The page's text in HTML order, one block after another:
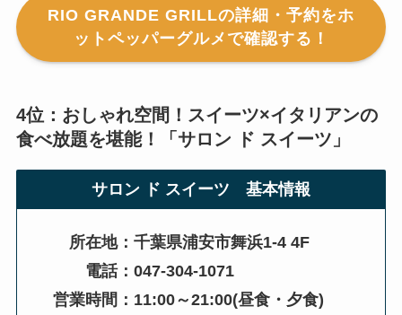
RIO GRANDE GRILLの詳細・予約をホ
ットペッパーグルメで確認する！
4位：おしゃれ空間！スイーツ×イタリアンの
食べ放題を堪能！「 サロン ド スイーツ 」
サロン ド スイーツ 基本情報
所在地：千葉県浦安市舞浜1-4 4F
電話：047-304-1071
営業時間：11:00～21:00(昼食・夕食)